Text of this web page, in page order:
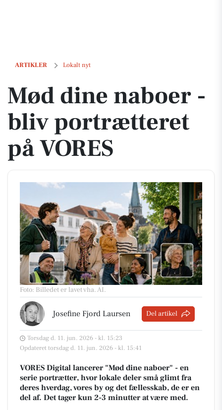
ARTIKLER Lokalt nyt
Mød dine naboer - bliv portrætteret på VORES
Mød dine naboer -
bliv portrætteret
på VORES
Foto: Billedet er lavet vha. AI.
Josefine Fjord Laursen Del artikel
Torsdag d. 11. jun. 2026 - kl. 15:23
Opdateret torsdag d. 11. jun. 2026 - kl. 15:41
VORES Digital lancerer "Mød dine naboer" - en
serie portrætter, hvor lokale deler små glimt fra
deres hverdag, vores by og det fællesskab, de er en
del af. Det tager kun 2-3 minutter at være med.